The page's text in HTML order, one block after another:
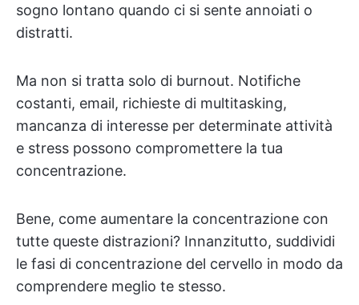
sogno lontano quando ci si sente annoiati o
distratti.
Ma non si tratta solo di burnout. Notifiche
costanti, email, richieste di multitasking,
mancanza di interesse per determinate attività
e stress possono compromettere la tua
concentrazione.
Bene, come aumentare la concentrazione con
tutte queste distrazioni? Innanzitutto, suddividi
le fasi di concentrazione del cervello in modo da
comprendere meglio te stesso.